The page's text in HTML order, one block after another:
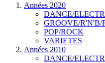
Années 2020
DANCE/
GROOVE/R'N'B/
POP/ROCK
VARIETES
Années 2010
DANCE/